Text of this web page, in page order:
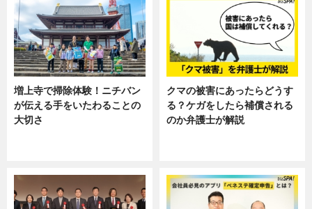
増上寺で掃除体験！ニチバン
が伝える手をいたわることの
大切さ
クマの被害にあったらどうす
る？ケガをしたら補償される
のか弁護士が解説